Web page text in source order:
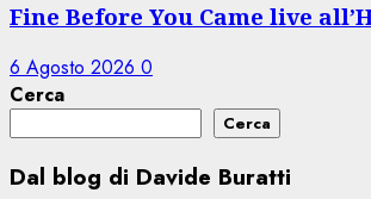
Fine Before You Came live
6 Agosto 2026 0
Cerca
Cerca
Dal blog di Davide Buratti